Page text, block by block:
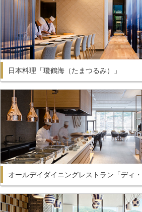
日本料理「瓊鶴海（たまつるみ）」
オールデイダイニングレストラン「ディ・